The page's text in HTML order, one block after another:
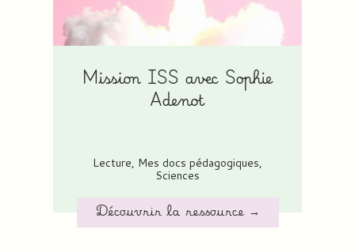
Mission ISS avec Sophie
Adenot
Lecture, Mes docs pédagogiques,
Sciences
Découvrir la ressource →